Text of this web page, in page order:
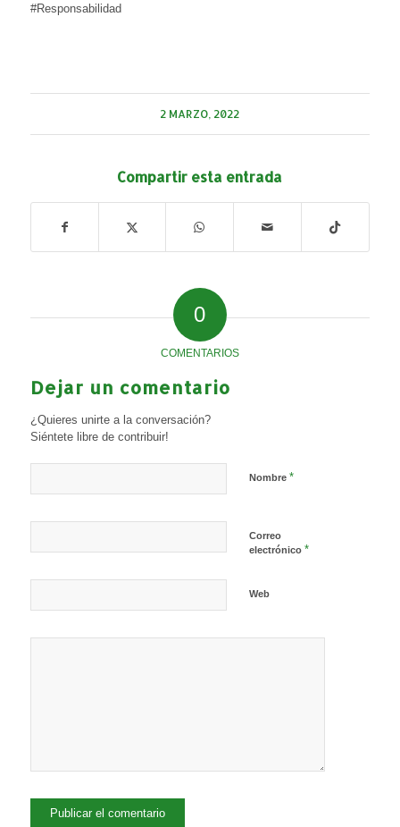
#Responsabilidad
2 MARZO, 2022
Compartir esta entrada
0
COMENTARIOS
Dejar un comentario
¿Quieres unirte a la conversación?
Siéntete libre de contribuir!
Nombre *
Correo
electrónico *
Web